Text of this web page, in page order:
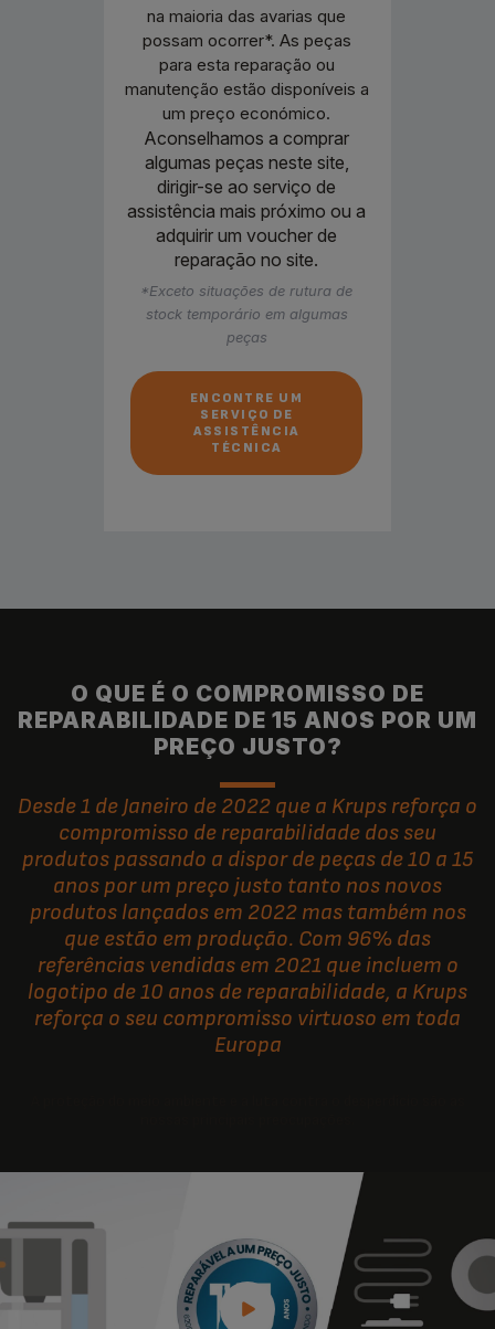
na maioria das avarias que
possam ocorrer*. As peças
para esta reparação ou
manutenção estão disponíveis a
um preço económico.
Aconselhamos a comprar
algumas peças neste site,
dirigir-se ao serviço de
assistência mais próximo ou a
adquirir um voucher de
reparação no site.
*Exceto situações de rutura de
stock temporário em algumas
peças
ENCONTRE UM
SERVIÇO DE
ASSISTÊNCIA
TÉCNICA
O QUE É O COMPROMISSO DE
REPARABILIDADE DE 15 ANOS POR UM
PREÇO JUSTO?
Desde 1 de Janeiro de 2022 que a Krups reforça o
compromisso de reparabilidade dos seu
produtos passando a dispor de peças de 10 a 15
anos por um preço justo tanto nos novos
produtos lançados em 2022 mas também nos
que estão em produção. Com 96% das
referências vendidas em 2021 que incluem o
logotipo de 10 anos de reparabilidade, a Krups
reforça o seu compromisso virtuoso em toda
Europa